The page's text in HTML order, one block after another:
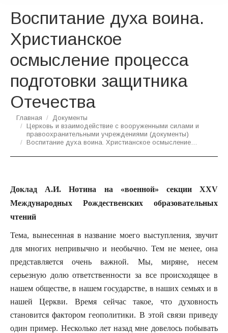
Воспитание духа воина.
Христианское
осмысление процесса
подготовки защитника
Отечества
Вы здесь:
Главная
Документы
Церковь и взаимодействие с вооруженными силами и
правоохранительными учреждениями (документы)
Воспитание духа воина. Христианское осмысление…
Доклад А.И. Нотина на «военной» секции XXV
Международных Рождественских образовательных
чтений
Тема, вынесенная в название моего выступления, звучит
для многих непривычно и необычно. Тем не менее, она
представляется очень важной. Мы, миряне, несем
серьезную долю ответственности за все происходящее в
нашем обществе, в нашем государстве, в наших семьях и в
нашей Церкви. Время сейчас такое, что духовность
становится фактором геополитики. В этой связи приведу
один пример. Несколько лет назад мне довелось побывать